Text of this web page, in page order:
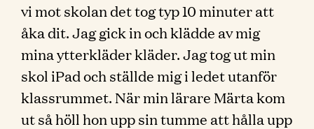
vi mot skolan det tog typ 10 minuter att
åka dit. Jag gick in och klädde av mig
mina ytterkläder kläder. Jag tog ut min
skol iPad och ställde mig i ledet utanför
klassrummet. När min lärare Märta kom
ut så höll hon upp sin tumme att hålla upp